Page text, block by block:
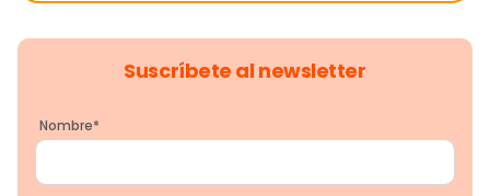
Suscríbete al newsletter
Nombre*